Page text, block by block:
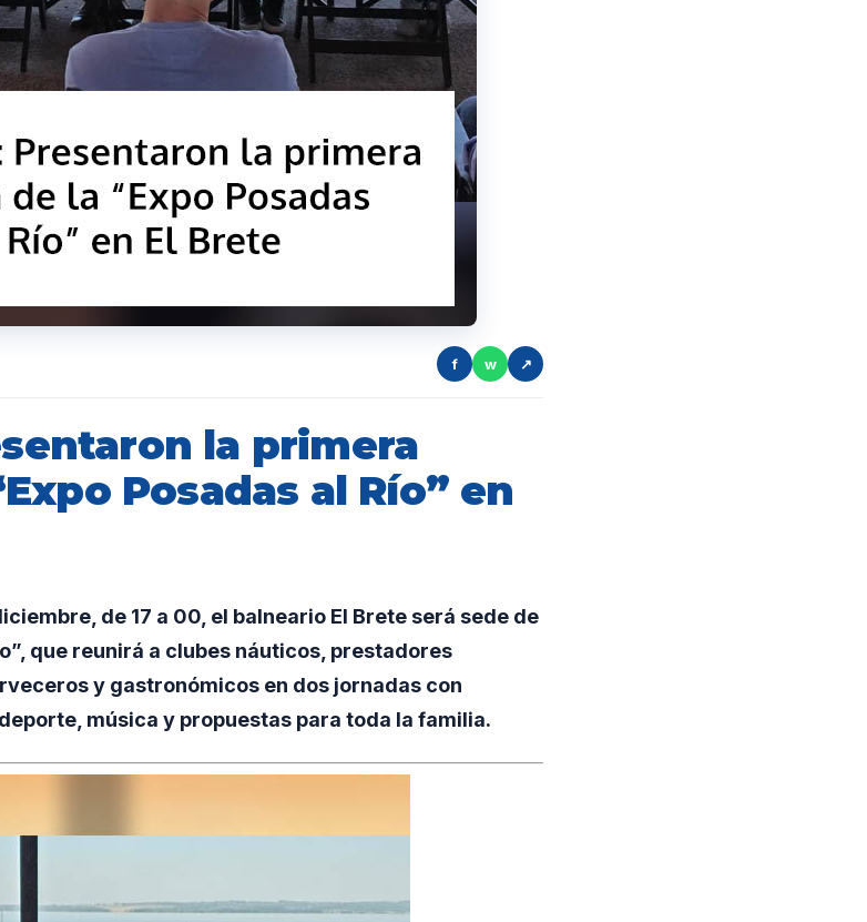
f w ↗
la primera
Posadas al Río” en
de 17 a 00, el balneario El Brete será sede de
que reunirá a clubes náuticos, prestadores
y gastronómicos en dos jornadas con
música y propuestas para toda la familia.